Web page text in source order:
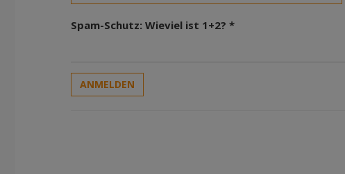
Spam-Schutz: Wieviel ist 1+2? *
ANMELDEN